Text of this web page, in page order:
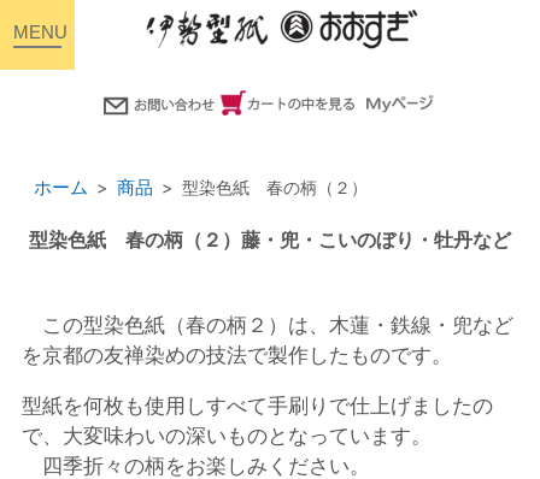
ホーム 商品 型染色紙 春の柄（２）
型染色紙 春の柄（２）藤・兜・こいのぼり・牡丹など
この型染色紙（春の柄２）は、木蓮・鉄線・兜など
を京都の友禅染めの技法で製作したものです。
型紙を何枚も使用しすべて手刷りで仕上げましたの
で、大変味わいの深いものとなっています。
四季折々の柄をお楽しみください。
toggle
navigation